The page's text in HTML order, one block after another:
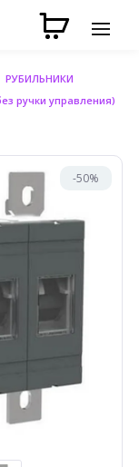
РУБИЛЬНИКИ
ручки управления)
-50%